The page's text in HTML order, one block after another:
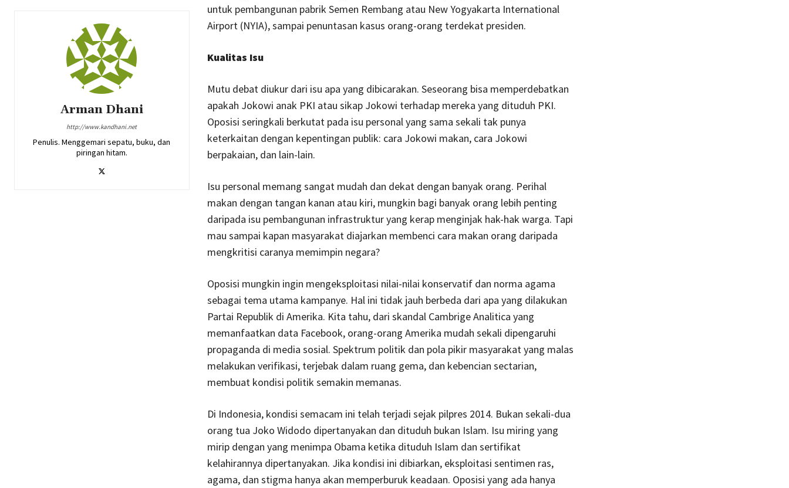
Arman Dhani
http://www.kandhani.net
Penulis. Menggemari sepatu, buku, dan
piringan hitam.
untuk pembangunan pabrik Semen Rembang atau New Yogyakarta International
Airport (NYIA), sampai penuntasan kasus orang-orang terdekat presiden.
Kualitas Isu
Mutu debat diukur dari isu apa yang dibicarakan. Seseorang bisa memperdebatkan
apakah Jokowi anak PKI atau sikap Jokowi terhadap mereka yang dituduh PKI.
Oposisi seringkali berkutat pada isu personal yang sama sekali tak punya
keterkaitan dengan kepentingan publik: cara Jokowi makan, cara Jokowi
berpakaian, dan lain-lain.
Isu personal memang sangat mudah dan dekat dengan banyak orang. Perihal
makan dengan tangan kanan atau kiri, mungkin bagi banyak orang lebih penting
daripada isu pembangunan infrastruktur yang kerap menginjak hak-hak warga. Tapi
mau sampai kapan masyarakat diajarkan membenci cara makan orang daripada
mengkritisi caranya memimpin negara?
Oposisi mungkin ingin mengeksploitasi nilai-nilai konservatif dan norma agama
sebagai tema utama kampanye. Hal ini tidak jauh berbeda dari apa yang dilakukan
Partai Republik di Amerika. Kita tahu, dari skandal Cambrige Analitica yang
memanfaatkan data Facebook, orang-orang Amerika mudah sekali dipengaruhi
propaganda di media sosial. Spektrum politik dan pola pikir masyarakat yang malas
melakukan verifikasi, terjebak dalam ruang gema, dan kebencian sectarian,
membuat kondisi politik semakin memanas.
Di Indonesia, kondisi semacam ini telah terjadi sejak pilpres 2014. Bukan sekali-dua
orang tua Joko Widodo dipertanyakan dan dituduh bukan Islam. Isu miring yang
mirip dengan yang menimpa Obama ketika dituduh Islam dan sertifikat
kelahirannya dipertanyakan. Jika kondisi ini dibiarkan, eksploitasi sentimen ras,
agama, dan stigma hanya akan memperburuk keadaan. Oposisi yang ada hanya